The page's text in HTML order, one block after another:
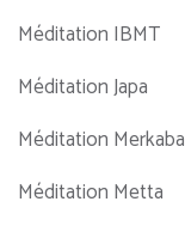
Méditation IBMT
Méditation Japa
Méditation Merkaba
Méditation Metta